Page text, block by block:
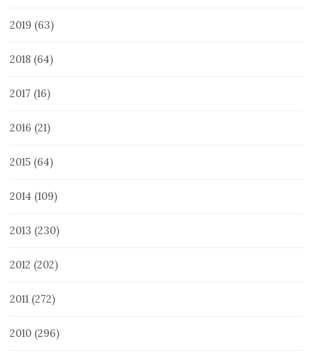
2019 (63)
2018 (64)
2017 (16)
2016 (21)
2015 (64)
2014 (109)
2013 (230)
2012 (202)
2011 (272)
2010 (296)